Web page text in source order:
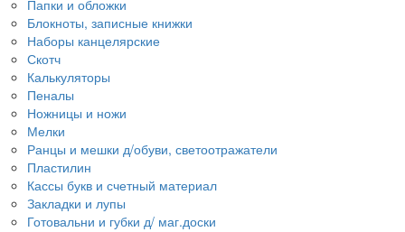
Папки и обложки
Блокноты, записные книжки
Наборы канцелярские
Скотч
Калькуляторы
Пеналы
Ножницы и ножи
Мелки
Ранцы и мешки д/обуви, светоотражатели
Пластилин
Кассы букв и счетный материал
Закладки и лупы
Готовальни и губки д/ маг.доски